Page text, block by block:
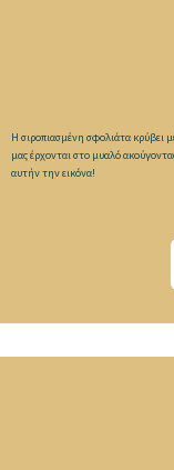
Η σιροπιασμένη σφολιάτα κρύβει
μας έρχονται στο μυαλό
αυτήν την εικόνα!